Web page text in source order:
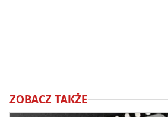
ZOBACZ TAKŻE